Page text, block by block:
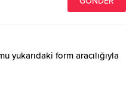
yukarıdaki form aracılığıyla